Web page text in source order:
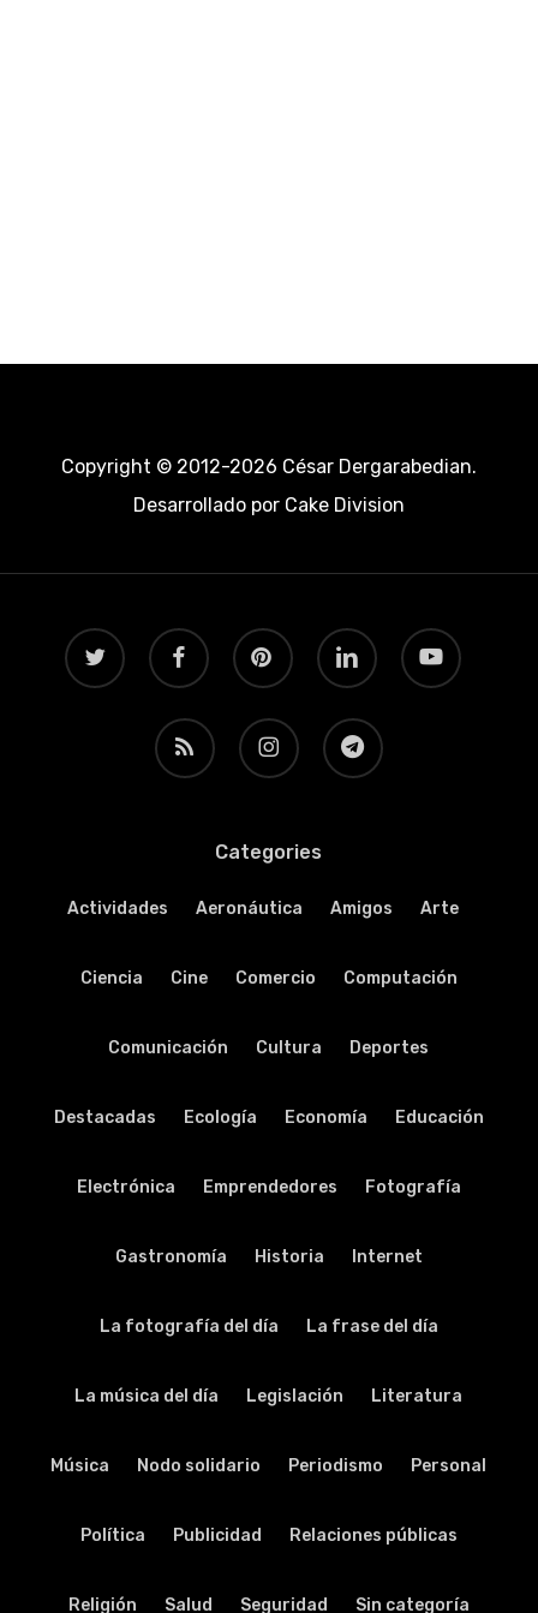
Copyright © 2012-2026 César Dergarabedian.
Desarrollado porCake Division
twitter facebook pinterest linkedin youtube
RSS instagram telegram
Categories
Actividades Aeronáutica Amigos Arte
Ciencia Cine Comercio Computación
Comunicación Cultura Deportes
Destacadas Ecología Economía Educación
Electrónica Emprendedores Fotografía
Gastronomía Historia Internet
La fotografía del día La frase del día
La música del día Legislación Literatura
Música Nodo solidario Periodismo Personal
Política Publicidad Relaciones públicas
Religión Salud Seguridad Sin categoría